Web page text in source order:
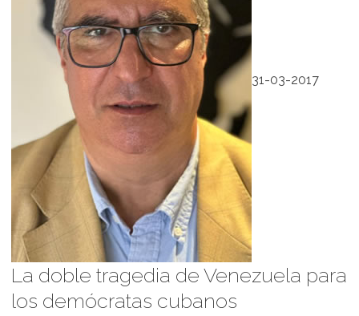
31-03-2017
La doble tragedia de Venezuela para
los demócratas cubanos